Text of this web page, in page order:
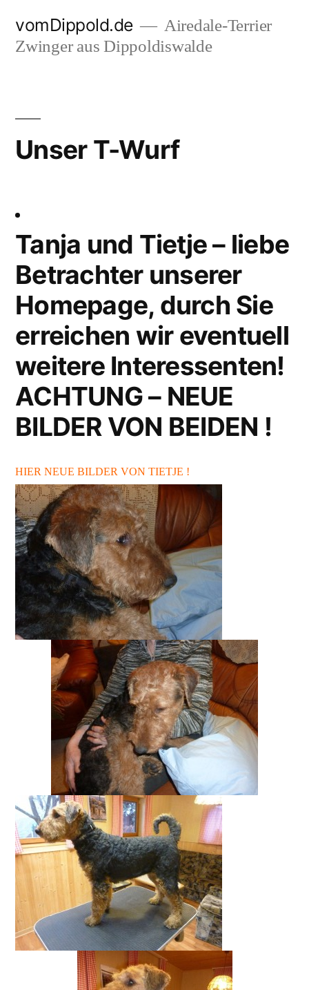
Inhalt
vomDippold.de
Airedale-Terrier
Zwinger aus Dippoldiswalde
Unser T-Wurf
Tanja und Tietje – liebe
Betrachter unserer
Homepage, durch Sie
erreichen wir eventuell
weitere Interessenten!
ACHTUNG – NEUE
BILDER VON BEIDEN !
HIER NEUE BILDER VON TIETJE !